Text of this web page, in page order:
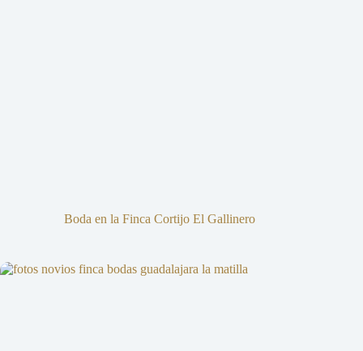
Boda en la Finca Cortijo El Gallinero